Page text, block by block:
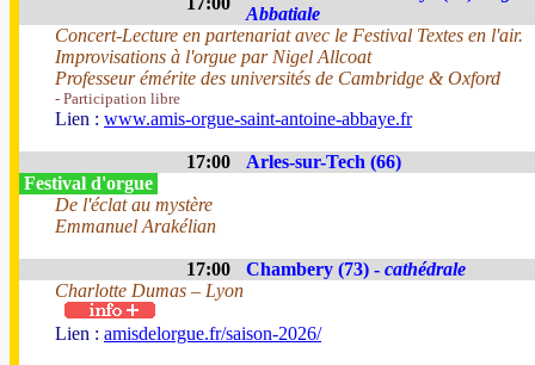
Abbatiale
Concert-Lecture en partenariat avec le Festival Textes en l'air.
Improvisations à l'orgue par Nigel Allcoat
Professeur émérite des universités de Cambridge & Oxford
- Participation libre
Lien : www.amis-orgue-saint-antoine-abbaye.fr
17:00
Arles-sur-Tech (66)
Festival d'orgue
De l'éclat au mystère
Emmanuel Arakélian
17:00 Chambery (73) - cathédrale
Charlotte Dumas – Lyon
Lien : amisdelorgue.fr/saison-2026/